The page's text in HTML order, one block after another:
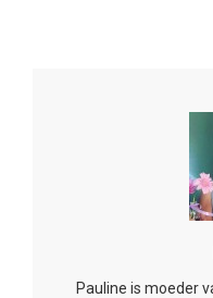
Pauline is moeder